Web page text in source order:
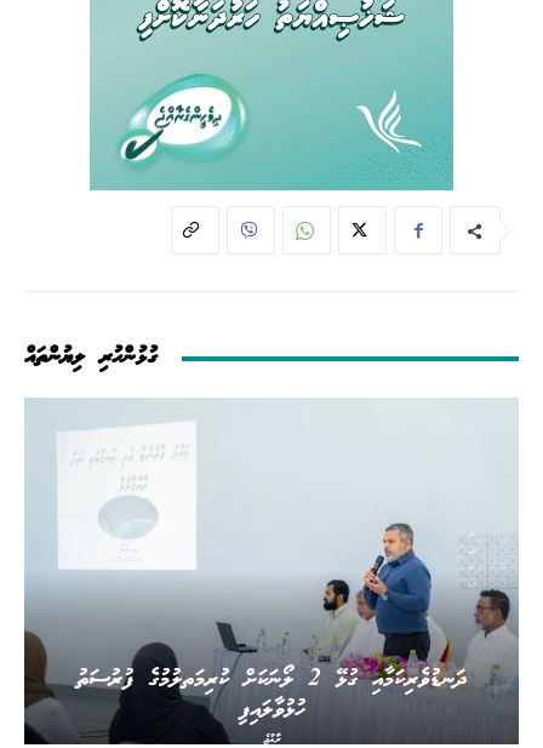
ގުޅުންހުރި ލިޔުންތައް
ރާއްޖެ
ދަނޑުވެރިކަމާއި ގުޅޭ 2 ލޯނަކަށް ކުރިމަތލުމުގެ ފުރުސަތު
ހުޅުވާލައިފި